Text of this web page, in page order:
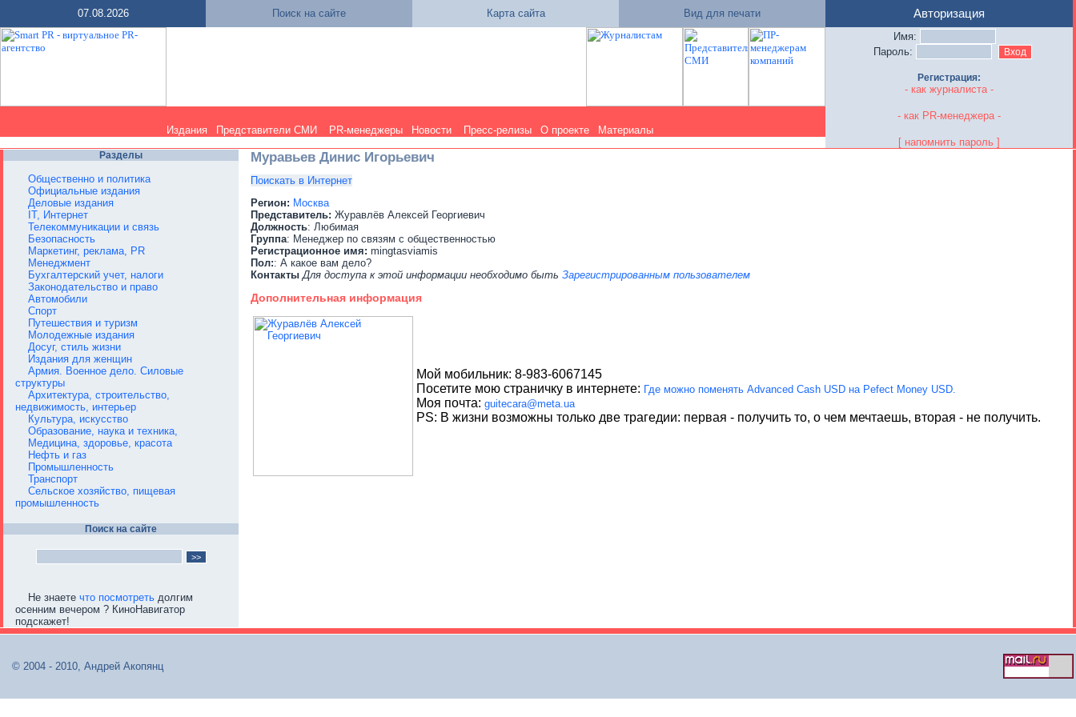
07.08.2026 Поиск на сайте Карта сайта Вид для печати
Издания Представители СМИ PR-менеджеры Новости Пресс-релизы О проекте Материалы
Авторизация
Имя:
Пароль:
Регистрация:
- как журналиста -
- как PR-менеджера -
[ напомнить пароль ]
Разделы
Общественно и политика
Официальные издания
Деловые издания
IT, Интернет
Телекоммуникации и связь
Безопасность
Маркетинг, реклама, PR
Менеджмент
Бухгалтерский учет, налоги
Законодательство и право
Автомобили
Спорт
Путешествия и туризм
Молодежные издания
Досуг, стиль жизни
Издания для женщин
Армия. Военное дело. Силовые
структуры
Архитектура, строительство,
недвижимость, интерьер
Культура, искусство
Образование, наука и техника,
Медицина, здоровье, красота
Нефть и газ
Промышленность
Транспорт
Сельское хозяйство, пищевая
промышленность
Поиск на сайте
Не знаете что посмотреть долгим
осенним вечером ? КиноНавигатор
подскажет!
Муравьев Динис Игорьевич
Поискать в Интернет
Регион: Москва
Представитель: Журавлёв Алексей Георгиевич
Должность: Любимая
Группа: Менеджер по связям с общественностью
Регистрационное имя: mingtasviamis
Пол:: А какое вам дело?
Контакты Для доступа к этой информации необходимо быть Зарегистрированным пользователем
Дополнительная информация
Мой мобильник: 8-983-6067145
Посетите мою страничку в интернете: Где можно поменять Advanced Cash USD на Pefect Money USD.
Моя почта: guitecara@meta.ua
PS: В жизни возможны только две трагедии: первая - получить то, о чем мечтаешь, вторая - не получить.
© 2004 - 2010, Андрей Акопянц